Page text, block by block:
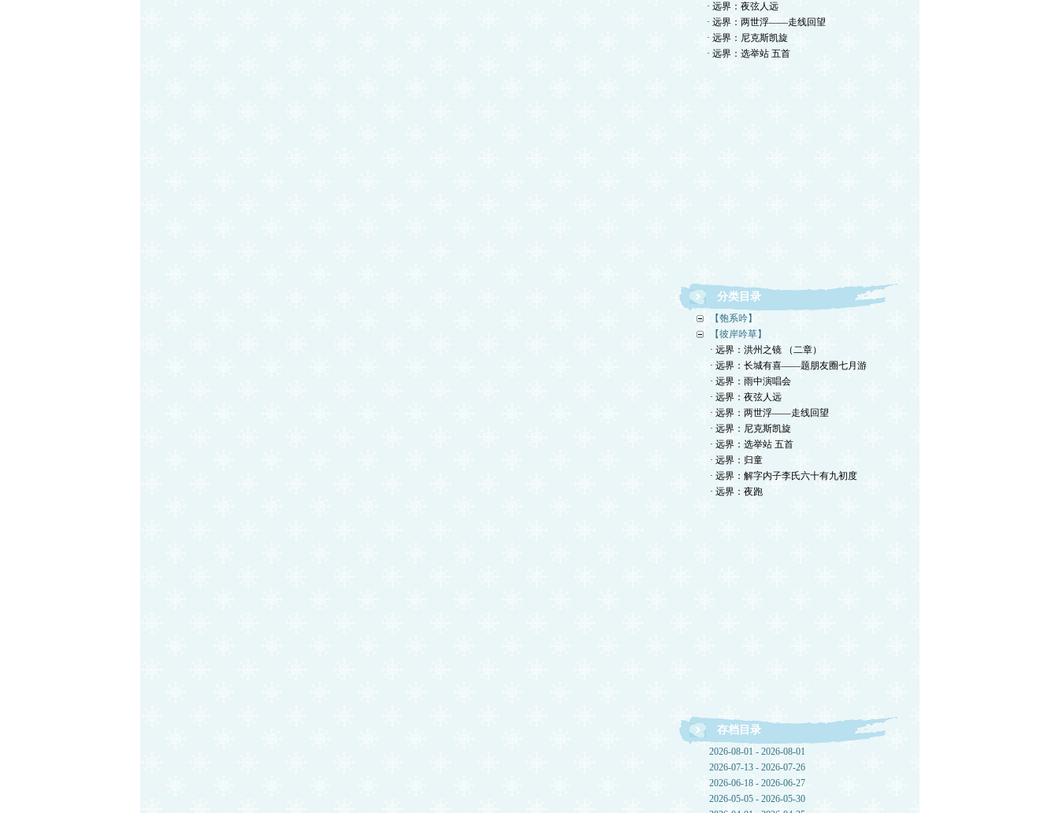
· 远界：夜弦人远
· 远界：两世浮——走线回望
· 远界：尼克斯凯旋
· 远界：选举站 五首
分类目录
【匏系吟】
【彼岸吟草】
· 远界：洪州之镜 （二章）
· 远界：长城有喜——题朋友圈七月游
· 远界：雨中演唱会
· 远界：夜弦人远
· 远界：两世浮——走线回望
· 远界：尼克斯凯旋
· 远界：选举站 五首
· 远界：归童
· 远界：解字内子李氏六十有九初度
· 远界：夜跑
存档目录
2026-08-01 - 2026-08-01
2026-07-13 - 2026-07-26
2026-06-18 - 2026-06-27
2026-05-05 - 2026-05-30